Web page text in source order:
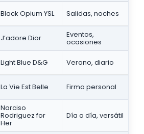
Black Opium YSL Salidas, noches
J’adore Dior Eventos,
ocasiones
Light Blue D&G Verano, diario
La Vie Est Belle Firma personal
Narciso
Rodriguez for
Her
Día a día, versátil